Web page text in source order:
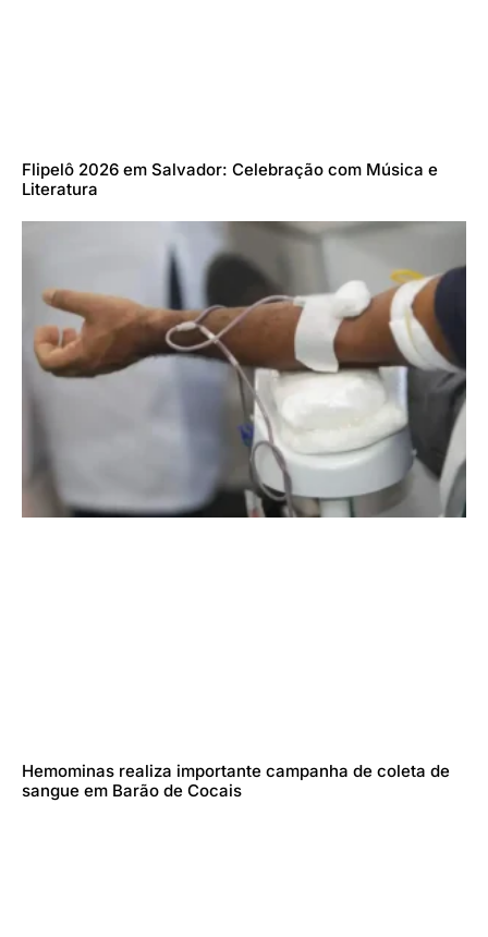
Flipelô 2026 em Salvador: Celebração com Música e
Literatura
Hemominas realiza importante campanha de coleta de
sangue em Barão de Cocais